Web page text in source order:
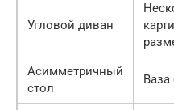
Угловой диван
Асимметричный
стол
Ваза